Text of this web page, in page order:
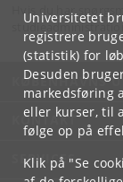
Universitetet
registrere
(statistik) for
Desuden
markedsføring
eller kurser, til
følge op på
Klik på "Se
Hvis du har
KØBENHAVNS
KONTAKT
SERVICES